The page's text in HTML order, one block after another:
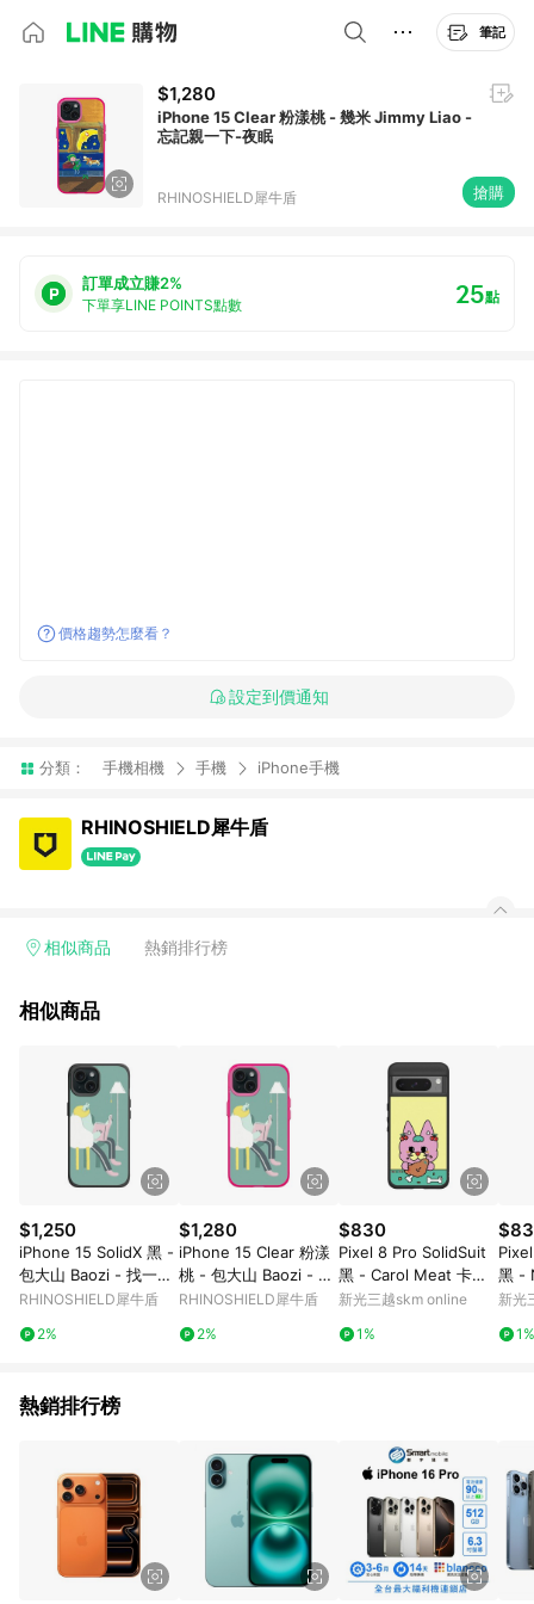
筆記
$1,280
iPhone 15 Clear 粉漾桃 - 幾米 Jimmy Liao -
忘記親一下-夜眠
RHINOSHIELD犀牛盾 搶購
訂單成立賺2%
下單享LINE POINTS點數 25點
價格趨勢怎麼看？
設定到價通知
分類： 手機相機 手機 iPhone手機
RHINOSHIELD犀牛盾
相似商品 熱銷排行榜
相似商品
$1,250
iPhone 15 SolidX 黑 -
包大山 Baozi - 找一個
位置-滿版
RHINOSHIELD犀牛盾
2%
$1,280
iPhone 15 Clear 粉漾
桃 - 包大山 Baozi - 找
一個位置-滿版
RHINOSHIELD犀牛盾
2%
$830
Pixel 8 Pro SolidSuit
黑 - Carol Meat 卡肉
- 我吃的是炸雞不是狗
新光三越skm online
1%
黑 -
新光
1%
熱銷排行榜